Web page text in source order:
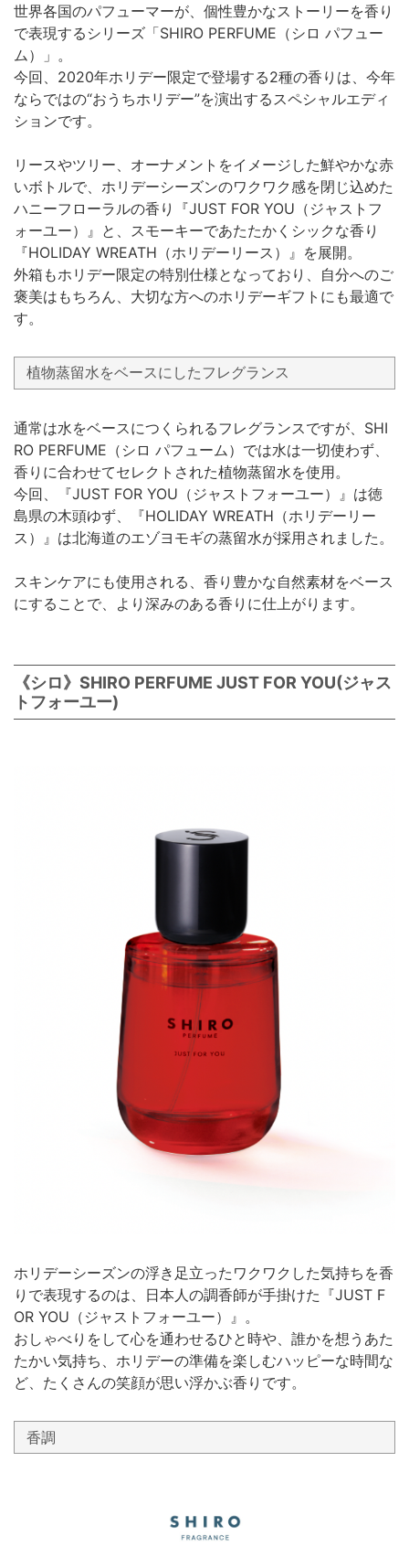
世界各国のパフューマーが、個性豊かなストーリーを香り
で表現するシリーズ「SHIRO PERFUME（シロ パフュー
ム）」。
今回、2020年ホリデー限定で登場する2種の香りは、今年
ならではの“おうちホリデー”を演出するスペシャルエディ
ションです。
リースやツリー、オーナメントをイメージした鮮やかな赤
いボトルで、ホリデーシーズンのワクワク感を閉じ込めた
ハニーフローラルの香り『JUST FOR YOU（ジャストフ
ォーユー）』と、スモーキーであたたかくシックな香り
『HOLIDAY WREATH（ホリデーリース）』を展開。
外箱もホリデー限定の特別仕様となっており、自分へのご
褒美はもちろん、大切な方へのホリデーギフトにも最適で
す。
植物蒸留水をベースにしたフレグランス
通常は水をベースにつくられるフレグランスですが、SHI
RO PERFUME（シロ パフューム）では水は一切使わず、
香りに合わせてセレクトされた植物蒸留水を使用。
今回、『JUST FOR YOU（ジャストフォーユー）』は徳
島県の木頭ゆず、『HOLIDAY WREATH（ホリデーリー
ス）』は北海道のエゾヨモギの蒸留水が採用されました。
スキンケアにも使用される、香り豊かな自然素材をベース
にすることで、より深みのある香りに仕上がります。
《シロ》SHIRO PERFUME JUST FOR YOU(ジャス
トフォーユー)
ホリデーシーズンの浮き足立ったワクワクした気持ちを香
りで表現するのは、日本人の調香師が手掛けた『JUST F
OR YOU（ジャストフォーユー）』。
おしゃべりをして心を通わせるひと時や、誰かを想うあた
たかい気持ち、ホリデーの準備を楽しむハッピーな時間な
ど、たくさんの笑顔が思い浮かぶ香りです。
香調